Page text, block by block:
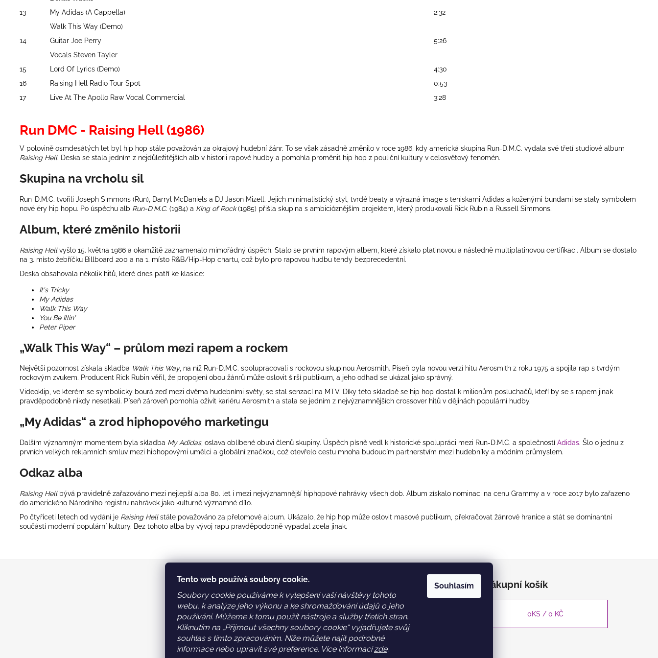
Tento web používá soubory cookie.
Soubory cookie používáme k vylepšení vaší návštěvy tohoto
webu, k analýze jeho výkonu a ke shromažďování údajů o jeho
používání. Můžeme k tomu použít nástroje a služby třetích stran.
Kliknutím na „Přijmout všechny soubory cookie“ vyjadřujete svůj
souhlas s tímto zpracováním. Níže můžete najít podrobné
informace nebo upravit své preference. Více informacízde.
Souhlasím
13
My Adidas (A Cappella) 2:32
14
Walk This Way (Demo)
Guitar Joe Perry
Vocals Steven Tayler
5:26
15 Lord Of Lyrics (Demo)
4:30
16
Raising Hell Radio Tour Spot
0:53
17
Live At The Apollo Raw Vocal Commercial 3:28
Run DMC - Raising Hell (1986)
V polovině osmdesátých let byl hip hop stále považován za okrajový hudební žánr. To se však zásadně změnilo v roce 1986, kdy americká skupina Run-D.M.C. vydala své třetí studiové album
Raising Hell. Deska se stala jedním z nejdůležitějších alb v historii rapové hudby a pomohla proměnit hip hop z pouliční kultury v celosvětový fenomén.
Skupina na vrcholu sil
Run-D.M.C. tvořili Joseph Simmons (Run), Darryl McDaniels a DJ Jason Mizell . Jejich minimalistický styl, tvrdé beaty a výrazná image s teniskami Adidas a koženými bundami se staly symbolem
nové éry hip hopu. Po úspěchu alb Run-D.M.C. (1984) a King of Rock(1985) přišla skupina s ambicióznějším projektem, který produkovali Rick Rubin a Russell Simmons.
Album, které změnilo historii
Raising Hellvyšlo 15. května 1986 a okamžitě zaznamenalo mimořádný úspěch. Stalo se prvním rapovým albem, které získalo platinovou a následně multiplatinovou certifikaci. Album se dostalo
na 3. místo žebříčku Billboard 200 a na 1. místo R&B/Hip-Hop chartu, což bylo pro rapovou hudbu tehdy bezprecedentní.
Deska obsahovala několik hitů, které dnes patří ke klasice:
It's Tricky
My Adidas
Walk This Way
You Be Illin'
Peter Piper
„Walk This Way“ – průlom mezi rapem a rockem
Největší pozornost získala skladba Walk This Way, na níž Run-D.M.C. spolupracovali s rockovou skupinou Aerosmith. Píseň byla novou verzí hitu Aerosmith z roku 1975 a spojila rap s tvrdým
rockovým zvukem. Producent Rick Rubin věřil, že propojení obou žánrů může oslovit širší publikum, a jeho odhad se ukázal jako správný.
Videoklip, ve kterém se symbolicky bourá zeď mezi dvěma hudebními světy, se stal senzací na MTV. Díky této skladbě se hip hop dostal k milionům posluchačů, kteří by se s rapem jinak
pravděpodobně nikdy nesetkali. Píseň zároveň pomohla oživit kariéru Aerosmith a stala se jedním z nejvýznamnějších crossover hitů v dějinách populární hudby.
„My Adidas“ a zrod hiphopového marketingu
Dalším významným momentem byla skladba My Adidas, oslava oblíbené obuvi členů skupiny. Úspěch písně vedl k historické spolupráci mezi Run-D.M.C. a společností Adidas. Šlo o jednu z
prvních velkých reklamních smluv mezi hiphopovými umělci a globální značkou, což otevřelo cestu mnoha budoucím partnerstvím mezi hudebníky a módním průmyslem.
Odkaz alba
Raising Hellbývá pravidelně zařazováno mezi nejlepší alba 80. let i mezi nejvýznamnější hiphopové nahrávky všech dob. Album získalo nominaci na cenu Grammy a v roce 2017 bylo zařazeno
do amerického Národního registru nahrávek jako kulturně významné dílo.
Po čtyřiceti letech od vydání je Raising Hellstále považováno za přelomové album. Ukázalo, že hip hop může oslovit masové publikum, překračovat žánrové hranice a stát se dominantní
součástí moderní populární kultury. Bez tohoto alba by vývoj rapu pravděpodobně vypadal zcela jinak.
Kontakt
info@djcentrum.com
+420702000169
https://www.facebook.com/djcen
trum
Obchodní podmínky
Podmínky ochrany osobních údajů a
GDPR
WEB DESIGN: holky z Time2grow.cz
Nákupní košík
0KS / 0 KČ